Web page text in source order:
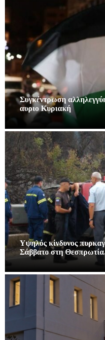
Συγκέντρωση
αυριο Κυριακή
Υψηλός κίνδυνος
Σάββατο στη